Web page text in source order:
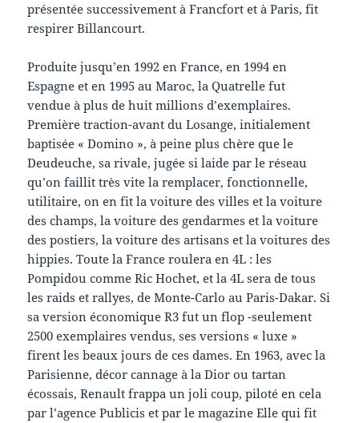
présentée successivement à Francfort et à Paris, fit
respirer Billancourt.
Produite jusqu’en 1992 en France, en 1994 en
Espagne et en 1995 au Maroc, la Quatrelle fut
vendue à plus de huit millions d’exemplaires.
Première traction-avant du Losange, initialement
baptisée « Domino », à peine plus chère que le
Deudeuche, sa rivale, jugée si laide par le réseau
qu’on faillit très vite la remplacer, fonctionnelle,
utilitaire, on en fit la voiture des villes et la voiture
des champs, la voiture des gendarmes et la voiture
des postiers, la voiture des artisans et la voitures des
hippies. Toute la France roulera en 4L : les
Pompidou comme Ric Hochet, et la 4L sera de tous
les raids et rallyes, de Monte-Carlo au Paris-Dakar. Si
sa version économique R3 fut un flop -seulement
2500 exemplaires vendus, ses versions « luxe »
firent les beaux jours de ces dames. En 1963, avec la
Parisienne, décor cannage à la Dior ou tartan
écossais, Renault frappa un joli coup, piloté en cela
par l’agence Publicis et par le magazine Elle qui fit